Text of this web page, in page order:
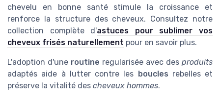
chevelu en bonne santé stimule la croissance et
renforce la structure des cheveux. Consultez notre
collection complète d'astuces pour sublimer vos
cheveux frisés naturellement pour en savoir plus.
L'adoption d'une routine regularisée avec des produits
adaptés aide à lutter contre les
boucles rebelles et
préserve la vitalité des cheveux hommes.